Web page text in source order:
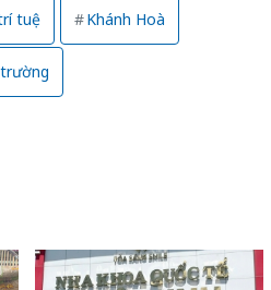
tuệ Khánh Hoà